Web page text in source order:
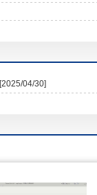
[2025/04/30]